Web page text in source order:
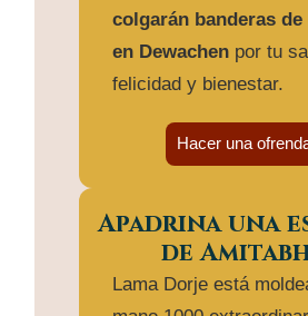
colgarán banderas
en Dewachen por tu
felicidad y bienestar.
Hacer una
Apadrina una
de
Lama Dorje está